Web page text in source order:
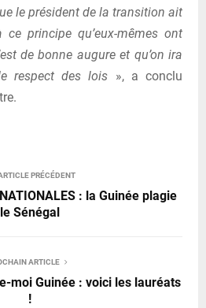
le président de la transition ait
principe qu’eux-mêmes ont
de bonne augure et qu’on ira
respect des lois », a conclu
PRÉCÉDENT
: la Guinée plagie
le Sénégal
ARTICLE
moi Guinée : voici les lauréats
!